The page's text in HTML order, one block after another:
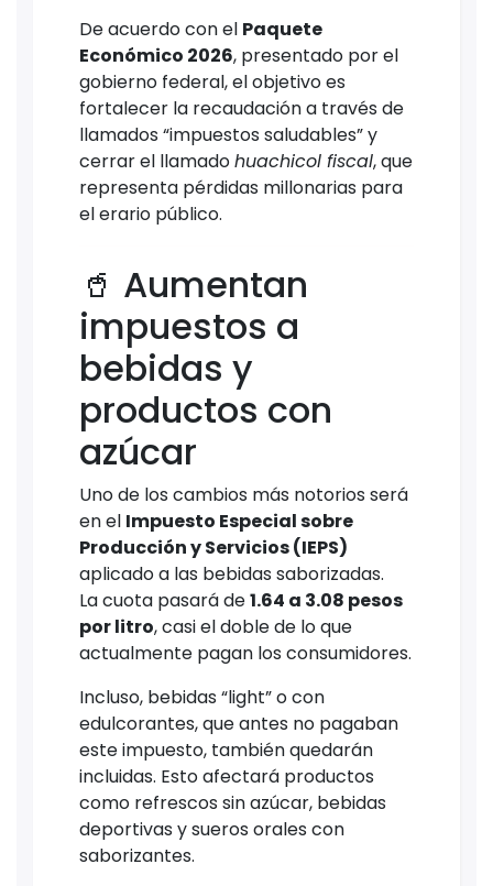
De acuerdo con el Paquete
Económico 2026, presentado por el
gobierno federal, el objetivo es
fortalecer la recaudación a través de
llamados “impuestos saludables” y
cerrar el llamadohuachicol fiscal, que
representa pérdidas millonarias para
el erario público.
🥤 Aumentan
impuestos a
bebidas y
productos con
azúcar
Uno de los cambios más notorios será
en el Impuesto Especial sobre
Producción y Servicios (IEPS)
aplicado a las bebidas saborizadas.
La cuota pasará de1.64 a 3.08 pesos
por litro, casi el doble de lo que
actualmente pagan los consumidores.
Incluso, bebidas “light” o con
edulcorantes, que antes no pagaban
este impuesto, también quedarán
incluidas. Esto afectará productos
como refrescos sin azúcar, bebidas
deportivas y sueros orales con
saborizantes.